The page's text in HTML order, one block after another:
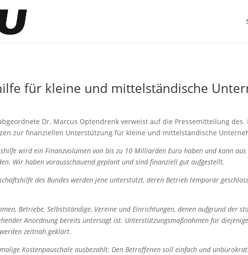
für kleine und mittelständische
Dr. Marcus Optendrenk verweist auf die Pressemitteilung
zur finanziellen Unterstützung für kleine und mittelständische
wird ein Finanzvolumen von bis zu 10 Milliarden Euro haben und kann
Wir haben vorausschauend geplant und sind finanziell gut aufgestellt.
des Bundes werden jene unterstützt, deren Betrieb temporär
Betriebe, Selbstständige, Vereine und Einrichtungen, denen aufgrund der
Anordnung bereits untersagt ist. Unterstützungsmaßnahmen für
zeitnah geklärt.
Kostenpauschale ausbezahlt. Den Betroffenen soll einfach und